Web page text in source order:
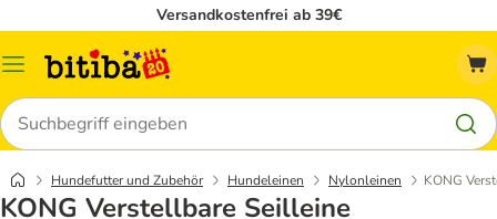
Versandkostenfrei ab 39€
Menü
Suchen
Hundefutter und Zubehör Hundeleinen Nylonleinen KONG
KONG Verstellbare Seilleine